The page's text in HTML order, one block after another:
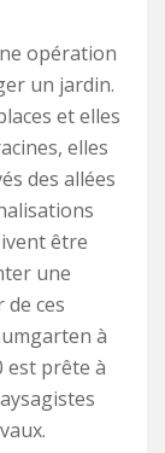
opération
un jardin.
et elles
elles
des allées
être
une
ces
à
est prête à